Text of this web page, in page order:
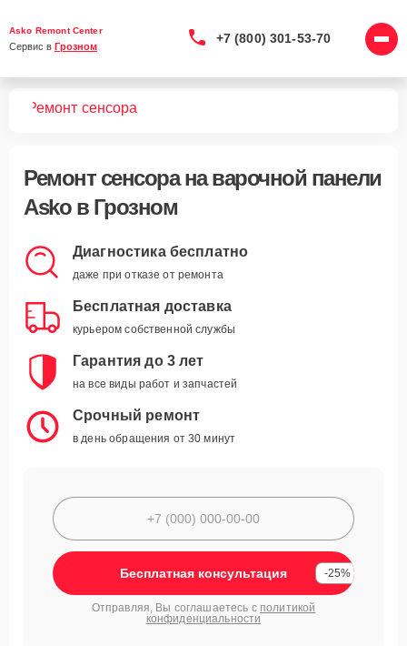
Asko Remont Center
Сервис в Грозном
+7 (800) 301-53-70
Ремонт сенсора
Ремонт сенсорана варочной панели
Asko в Грозном
Диагностика бесплатно
даже при отказе от ремонта
Бесплатная доставка
курьером собственной службы
Гарантия до 3 лет
на все виды работ и запчастей
Срочный ремонт
в день обращения от 30 минут
Бесплатная консультация -25%
Отправляя, Вы соглашаетесь с политикой
конфиденциальности